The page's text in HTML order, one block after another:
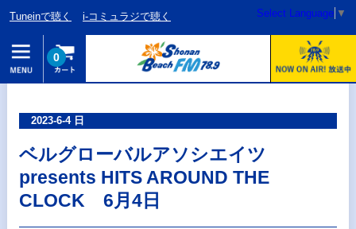
Tuneinで聴く i-コミュラジで聴く Select Language ▼
0
2023-6-4 日
ベルグローバルアソシエイツ
presents HITS AROUND THE
CLOCK 6月4日